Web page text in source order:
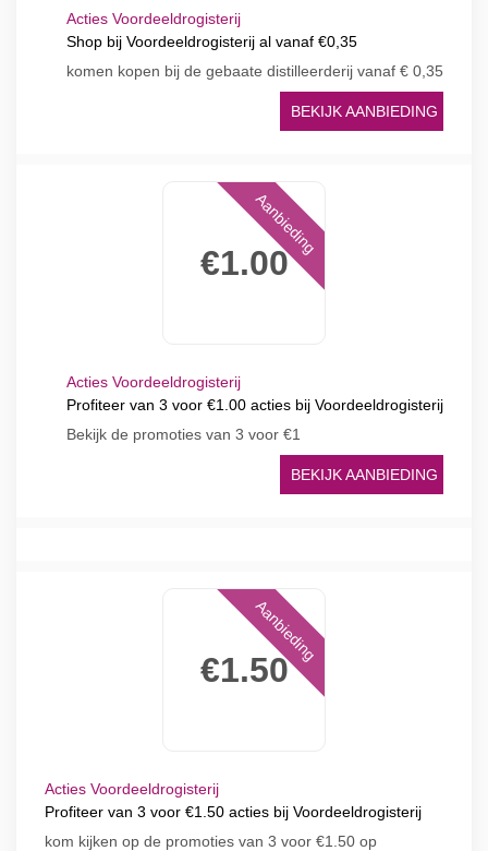
Acties Voordeeldrogisterij
Shop bij Voordeeldrogisterij al vanaf €0,35
komen kopen bij de gebaate distilleerderij vanaf € 0,35
BEKIJK AANBIEDING
€1.00
Aanbieding
Acties Voordeeldrogisterij
Profiteer van 3 voor €1.00 acties bij Voordeeldrogisterij
Bekijk de promoties van 3 voor €1
BEKIJK AANBIEDING
€1.50
Aanbieding
Acties Voordeeldrogisterij
Profiteer van 3 voor €1.50 acties bij Voordeeldrogisterij
kom kijken op de promoties van 3 voor €1.50 op